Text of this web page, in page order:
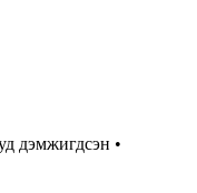
дэмжигдсэн •